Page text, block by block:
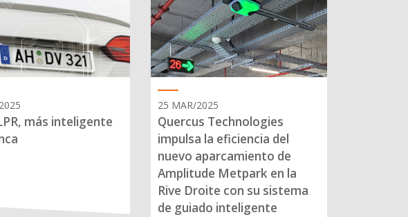
más inteligente
25 MAR/2025
Quercus Technologies
impulsa la eficiencia del
nuevo aparcamiento de
Amplitude Metpark en la
Rive Droite con su sistema
de guiado inteligente